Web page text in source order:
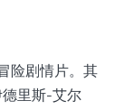
险剧情片。其
里斯-艾尔